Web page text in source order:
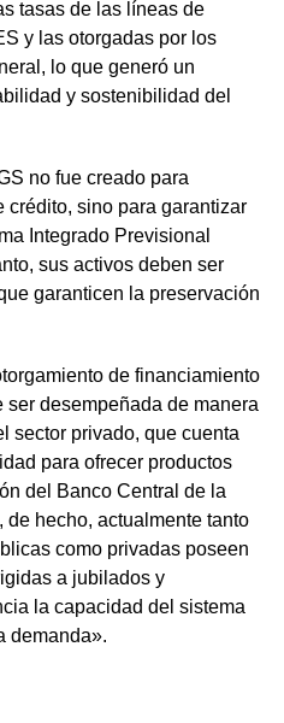
tasas de las líneas de
y las otorgadas por los
lo que generó un
y sostenibilidad del
no fue creado para
crédito, sino para garantizar
Integrado Previsional
sus activos deben ser
garanticen la preservación
de financiamiento
desempeñada de manera
sector privado, que cuenta
para ofrecer productos
del Banco Central de la
de hecho, actualmente tanto
como privadas poseen
a jubilados y
la capacidad del sistema
demanda».